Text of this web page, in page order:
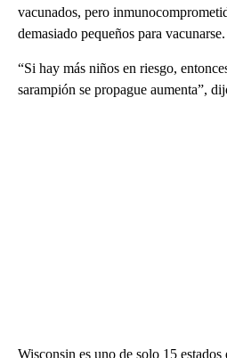
vacunados, pero
demasiado pequeños para vacunarse.
“Si hay más niños en riesgo,
sarampión se propague aumenta”,
Wisconsin es uno de solo 15 estados